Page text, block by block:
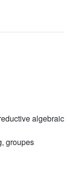
algebraic
groupes